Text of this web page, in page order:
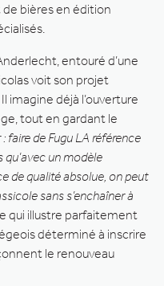
bières en édition
entouré d’une
voit son projet
imagine déjà l’ouverture
tout en gardant le
faire de Fugu LA référence
qu’avec un modèle
de qualité absolue, on peut
sans s’enchaîner à
qui illustre parfaitement
déterminé à inscrire
le renouveau